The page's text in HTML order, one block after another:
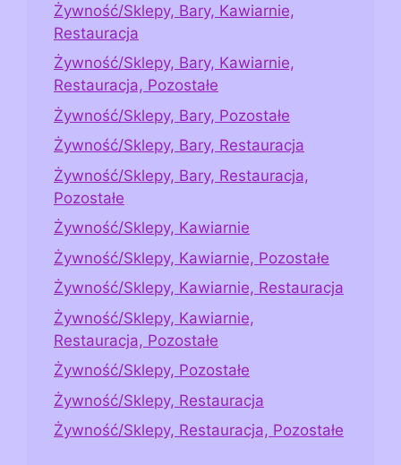
Żywność/Sklepy, Bary, Kawiarnie,
Restauracja
Żywność/Sklepy, Bary, Kawiarnie,
Restauracja, Pozostałe
Żywność/Sklepy, Bary, Pozostałe
Żywność/Sklepy, Bary, Restauracja
Żywność/Sklepy, Bary, Restauracja,
Pozostałe
Żywność/Sklepy, Kawiarnie
Żywność/Sklepy, Kawiarnie, Pozostałe
Żywność/Sklepy, Kawiarnie, Restauracja
Żywność/Sklepy, Kawiarnie,
Restauracja, Pozostałe
Żywność/Sklepy, Pozostałe
Żywność/Sklepy, Restauracja
Żywność/Sklepy, Restauracja, Pozostałe